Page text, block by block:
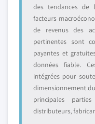
des tendances de
facteurs
de revenus des
pertinentes sont
payantes et
données fiable.
intégrées pour
dimensionnement
principales
distributeurs,